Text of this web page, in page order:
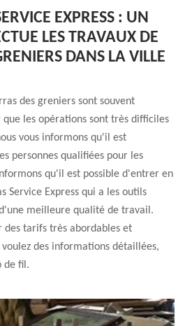
EXPRESS : UN
LES TRAVAUX DE
DANS LA VILLE
des greniers sont souvent
les opérations sont très difficiles
vous informons qu'il est
personnes qualifiées pour les
qu'il est possible d'entrer en
Service Express qui a les outils
meilleure qualité de travail.
des tarifs très abordables et
voulez des informations détaillées,
de fil.